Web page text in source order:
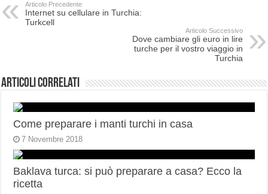
Articolo Precedente
Internet su cellulare in Turchia:
Turkcell
Articolo Successivo
Dove cambiare gli euro in lire
turche per il vostro viaggio in
Turchia
Articoli correlati
Come preparare i manti turchi in casa
7 Novembre 2018
Baklava turca: si può preparare a casa? Ecco la
ricetta